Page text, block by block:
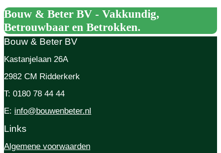
Bouw & Beter BV - Vakkundig,
Betrouwbaar en Betrokken.
Bouw & Beter BV
Kastanjelaan 26A
2982 CM Ridderkerk
T: 0180 78 44 44
E: info@bouwenbeter.nl
Links
Algemene voorwaarden